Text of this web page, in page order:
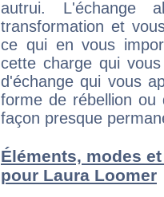
autrui. L'échange
transformation et
ce qui en vous
cette charge qui
d'échange qui vous
forme de rébellion ou
façon presque
Éléments, modes
pour Laura Loomer